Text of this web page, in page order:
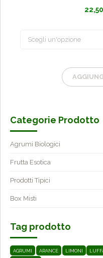
22,50
Categorie Prodotto
Agrumi Biologici
Frutta Esotica
Prodotti Tipici
Box Misti
Tag prodotto
AGRUMI ARANCE LIMONI